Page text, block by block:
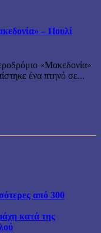
– Πουλί
«Μακεδονία»
ένα πτηνό σε...
από 300
κατά της